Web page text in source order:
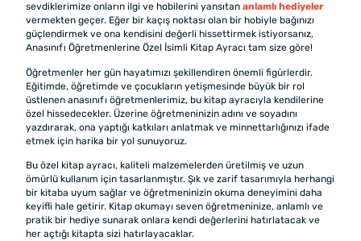
sevdiklerimize onların ilgi ve hobilerini yansıtan anlamlı hediyeler
vermekten geçer. Eğer bir kaçış noktası olan bir hobiyle bağınızı
güçlendirmek ve ona kendisini değerli hissettirmek istiyorsanız,
Anasınıfı Öğretmenlerine Özel İsimli Kitap Ayracı tam size göre!
Öğretmenler her gün hayatımızı şekillendiren önemli figürlerdir.
Eğitimde, öğretimde ve çocukların yetişmesinde büyük bir rol
üstlenen anasınıfı öğretmenlerimiz, bu kitap ayracıyla kendilerine
özel hissedecekler. Üzerine öğretmeninizin adını ve soyadını
yazdırarak, ona yaptığı katkıları anlatmak ve minnettarlığınızı ifade
etmek için harika bir yol sunuyoruz.
Bu özel kitap ayracı, kaliteli malzemelerden üretilmiş ve uzun
ömürlü kullanım için tasarlanmıştır. Şık ve zarif tasarımıyla herhangi
bir kitaba uyum sağlar ve öğretmeninizin okuma deneyimini daha
keyifli hale getirir. Kitap okumayı seven öğretmeninize, anlamlı ve
pratik bir hediye sunarak onlara kendi değerlerini hatırlatacak ve
her açtığı kitapta sizi hatırlayacaklar.